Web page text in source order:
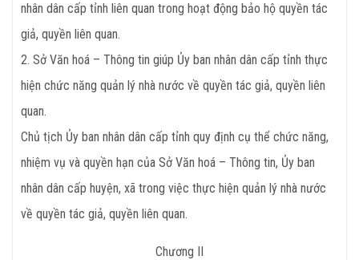
nhân dân cấp tỉnh liên quan trong hoạt động bảo hộ quyền tác
giả, quyền liên quan.
2. Sở Văn hoá – Thông tin giúp Ủy ban nhân dân cấp tỉnh thực
hiện chức năng quản lý nhà nước về quyền tác giả, quyền liên
quan.
Chủ tịch Ủy ban nhân dân cấp tỉnh quy định cụ thể chức năng,
nhiệm vụ và quyền hạn của Sở Văn hoá – Thông tin, Ủy ban
nhân dân cấp huyện, xã trong việc thực hiện quản lý nhà nước
về quyền tác giả, quyền liên quan.
Chương II